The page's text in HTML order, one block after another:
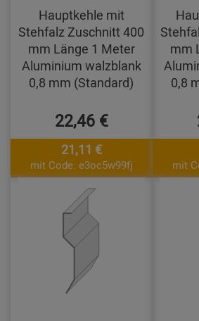
Hauptkehle mit
Stehfalz Zuschnitt 400
mm Länge 1 Meter
Aluminium walzblank
0,8 mm (Standard)
22,46 €
21,11 €
mit Code: e3oc5w99fj
mm
0,8
mit